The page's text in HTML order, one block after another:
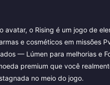
o Rising é um jogo de
e cosméticos em missões
— Lúmen para melhorias e
premium que você
no meio do jogo.